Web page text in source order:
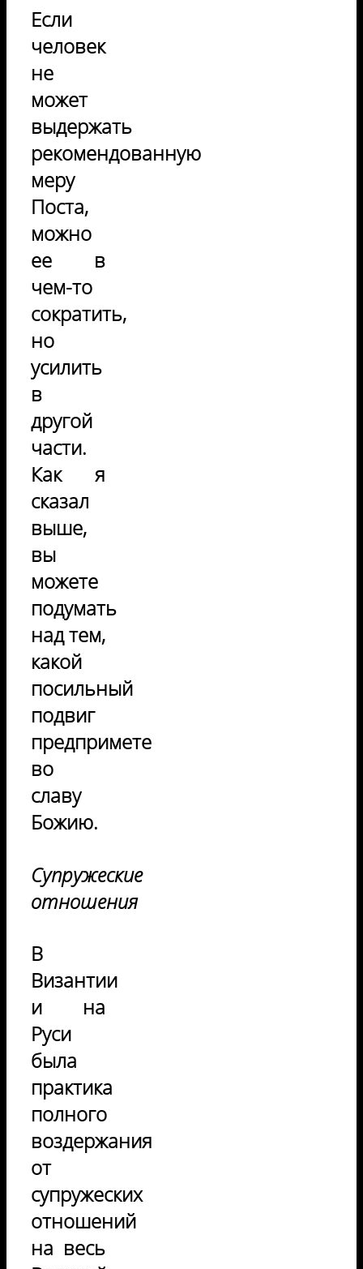
Если
человек
не
может
выдержать
рекомендованную
меру
Поста,
можно
ее в
чем-то
сократить,
но
усилить
в
другой
части.
Как я
сказал
выше,
вы
можете
подумать
над тем,
какой
посильный
подвиг
предпримете
во
славу
Божию.
Супружеские
отношения
В
Византии
и на
Руси
была
практика
полного
воздержания
от
супружеских
отношений
на весь